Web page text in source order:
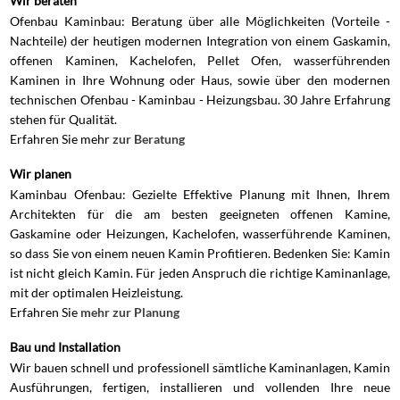
Ofenbau Kaminbau: Beratung über alle Möglichkeiten (Vorteile -
Nachteile) der heutigen modernen Integration von einem Gaskamin,
offenen Kaminen, Kachelofen, Pellet Ofen, wasserführenden
Kaminen in Ihre Wohnung oder Haus, sowie über den modernen
technischen Ofenbau - Kaminbau - Heizungsbau. 30 Jahre Erfahrung
stehen für Qualität.
Erfahren Sie mehrzur Beratung
Wir planen
Kaminbau Ofenbau: Gezielte Effektive Planung mit Ihnen, Ihrem
Architekten für die am besten geeigneten offenen Kamine,
Gaskamine oder Heizungen, Kachelofen, wasserführende Kaminen,
so dass Sie von einem neuen Kamin Profitieren. Bedenken Sie: Kamin
ist nicht gleich Kamin. Für jeden Anspruch die richtige Kaminanlage,
mit der optimalen Heizleistung.
Erfahren Sie mehr zur Planung
Bau und Installation
Wir bauen schnell und professionell sämtliche Kaminanlagen, Kamin
Ausführungen, fertigen, installieren und vollenden Ihre neue